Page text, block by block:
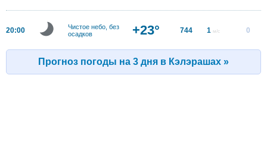
20:00
Чистое небо, без
осадков
+23° 744 1 м/с 0
Прогноз погоды на 3 дня в Кэлэрашах »